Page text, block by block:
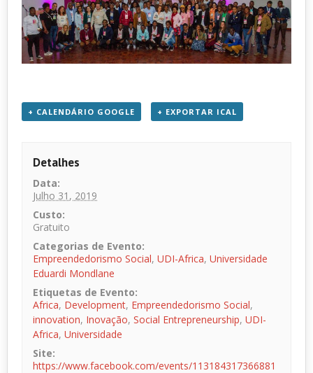
+ CALENDÁRIO GOOGLE + EXPORTAR ICAL
Detalhes
Data:
Julho 31, 2019
Custo:
Gratuito
Categorias de Evento:
Empreendedorismo Social,UDI-Africa,Universidade
Eduardi Mondlane
Etiquetas de Evento:
Africa, Development, Empreendedorismo Social,
innovation, Inovação,Social Entrepreneurship,UDI-
Africa,Universidade
Site:
https://www.facebook.com/events/113184317366881